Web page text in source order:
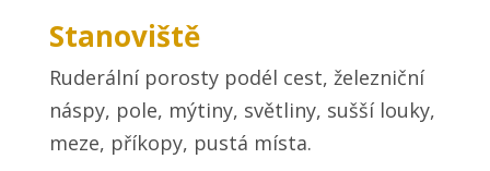
Stanoviště
Ruderální porosty podél cest, železniční
náspy, pole, mýtiny, světliny, sušší louky,
meze, příkopy, pustá místa.